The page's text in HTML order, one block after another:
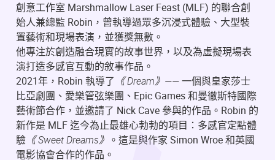
創意工作室 Marshmallow Laser Feast (MLF) 的聯合創
始人兼總監 Robin，曾執導過眾多沉浸式體驗、大型裝
置藝術和現場表演，並獲獎無數。
他專注於創造融合現實的故事世界，以及為虛擬現場表
演打造多感官互動的敘事作品。
2021年，Robin 執導了 《 Dream》——一個與皇家莎士
比亞劇團、愛樂管弦樂團、Epic Games 和曼徹斯特國際
藝術節合作，並邀請了 Nick Cave 參與的作品。Robin 的
新作是 MLF 迄今為止最雄心勃勃的項目：多感官定點體
驗 《 Sweet Dreams》 。這是與作家 Simon Wroe 和英國
電影協會合作的作品。